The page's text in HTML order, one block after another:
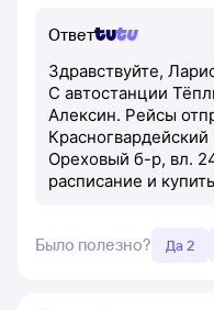
Ответ
Здравствуйте,
С автостанции
Алексин. Рейсы
Ореховый б-р, вл.
расписание и
Было полезно? Да 2